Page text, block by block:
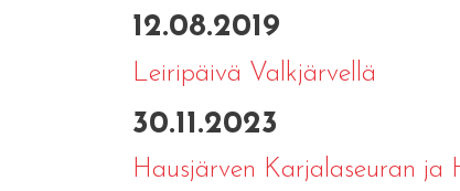
12.08.2019
Leiripäivä Valkjärvellä
30.11.2023
Hausjärven Karjalaseuran ja